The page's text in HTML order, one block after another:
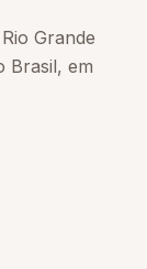
Grande
Brasil, em